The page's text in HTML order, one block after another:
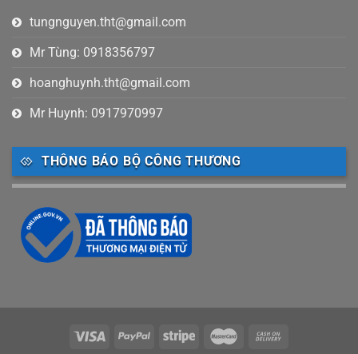
tungnguyen.tht@gmail.com
Mr Tùng: 0918356797
hoanghuynh.tht@gmail.com
Mr Huynh: 0917970997
THÔNG BÁO BỘ CÔNG THƯƠNG